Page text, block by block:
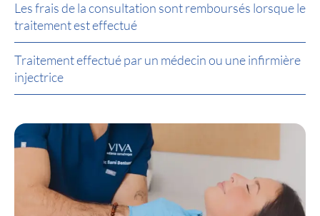
Les frais de la consultation sont remboursés lorsque le
traitement est effectué
Traitement effectué par un médecin ou une infirmière
injectrice